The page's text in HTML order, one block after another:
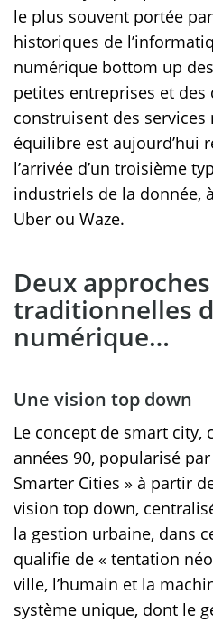
le plus souvent portée
historiques de
numérique bottom up
petites entreprises et des
construisent des services
équilibre est aujourd’hui
l’arrivée d’un troisième
industriels de la donnée,
Uber ou Waze.
Deux approches
traditionnelles
numérique…
Une vision top down
Le concept de smart city,
années 90, popularisé
Smarter Cities » à partir
vision top down,
la gestion urbaine, dans
qualifie de « tentation
ville, l’humain et la
système unique, dont le